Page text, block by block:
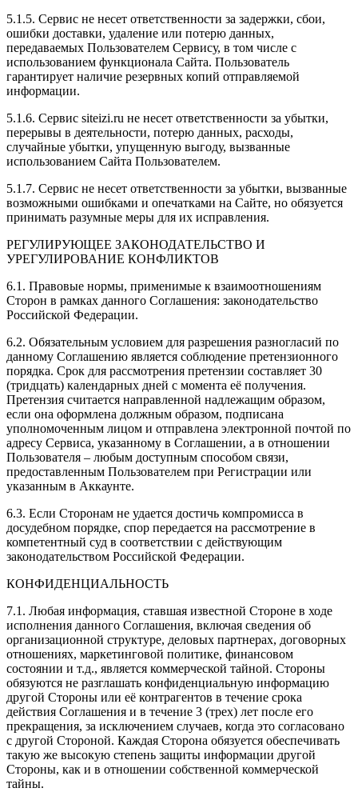
5.1.5. Сервис не несет ответственности за задержки, сбои,
ошибки доставки, удаление или потерю данных,
передаваемых Пользователем Сервису, в том числе с
использованием функционала Сайта. Пользователь
гарантирует наличие резервных копий отправляемой
информации.
5.1.6. Сервис siteizi.ru не несет ответственности за убытки,
перерывы в деятельности, потерю данных, расходы,
случайные убытки, упущенную выгоду, вызванные
использованием Сайта Пользователем.
5.1.7. Сервис не несет ответственности за убытки, вызванные
возможными ошибками и опечатками на Сайте, но обязуется
принимать разумные меры для их исправления.
РЕГУЛИРУЮЩЕЕ ЗАКОНОДАТЕЛЬСТВО И
УРЕГУЛИРОВАНИЕ КОНФЛИКТОВ
6.1. Правовые нормы, применимые к взаимоотношениям
Сторон в рамках данного Соглашения: законодательство
Российской Федерации.
6.2. Обязательным условием для разрешения разногласий по
данному Соглашению является соблюдение претензионного
порядка. Срок для рассмотрения претензии составляет 30
(тридцать) календарных дней с момента её получения.
Претензия считается направленной надлежащим образом,
если она оформлена должным образом, подписана
уполномоченным лицом и отправлена электронной почтой по
адресу Сервиса, указанному в Соглашении, а в отношении
Пользователя – любым доступным способом связи,
предоставленным Пользователем при Регистрации или
указанным в Аккаунте.
6.3. Если Сторонам не удается достичь компромисса в
досудебном порядке, спор передается на рассмотрение в
компетентный суд в соответствии с действующим
законодательством Российской Федерации.
КОНФИДЕНЦИАЛЬНОСТЬ
7.1. Любая информация, ставшая известной Стороне в ходе
исполнения данного Соглашения, включая сведения об
организационной структуре, деловых партнерах, договорных
отношениях, маркетинговой политике, финансовом
состоянии и т.д., является коммерческой тайной. Стороны
обязуются не разглашать конфиденциальную информацию
другой Стороны или её контрагентов в течение срока
действия Соглашения и в течение 3 (трех) лет после его
прекращения, за исключением случаев, когда это согласовано
с другой Стороной. Каждая Сторона обязуется обеспечивать
такую же высокую степень защиты информации другой
Стороны, как и в отношении собственной коммерческой
тайны.